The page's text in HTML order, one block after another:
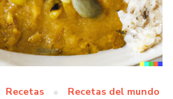
Recetas Recetas del mundo